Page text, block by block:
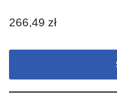
266,49 zł